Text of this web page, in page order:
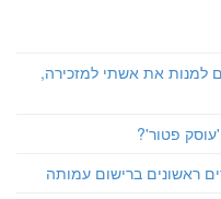
למנות את אשתי למזכירה,
פטור'?
ראשונים ברישום עמותה